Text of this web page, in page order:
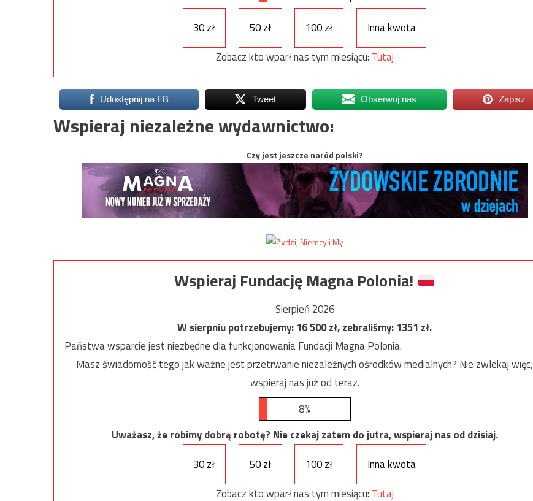
30 zł 50 zł 100 zł
Inna kwota
Zobacz kto wparł nas tym miesiącu: Tutaj
Udostępnij na FB Tweet Obserwuj nas Zapisz
Wspieraj niezależne wydawnictwo:
Czy jest jeszcze naród polski?
Wspieraj Fundację Magna Polonia!
Sierpień 2026
W sierpniu potrzebujemy:16 500zł, zebraliśmy:1351 zł.
Państwa wsparcie jest niezbędne dla funkcjonowania Fundacji Magna Polonia.
Masz świadomość tego jak ważne jest przetrwanie niezależnych ośrodków medialnych? Nie zwlekaj więc,
wspieraj nas już od teraz.
8%
Uważasz, że robimy dobrą robotę? Nie czekaj zatem do jutra, wspieraj nas od dzisiaj.
30 zł
50 zł 100 zł
Inna kwota
Zobacz kto wparł nas tym miesiącu: Tutaj